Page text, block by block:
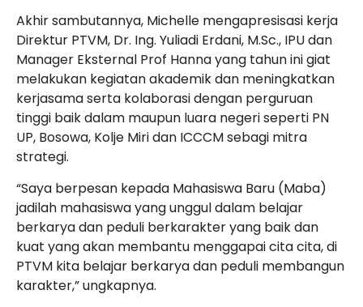
Akhir sambutannya, Michelle mengapresisasi kerja
Direktur PTVM, Dr. Ing. Yuliadi Erdani, M.Sc., IPU dan
Manager Eksternal Prof Hanna yang tahun ini giat
melakukan kegiatan akademik dan meningkatkan
kerjasama serta kolaborasi dengan perguruan
tinggi baik dalam maupun luara negeri seperti PN
UP, Bosowa, Kolje Miri dan ICCCM sebagi mitra
strategi.
“Saya berpesan kepada Mahasiswa Baru (Maba)
jadilah mahasiswa yang unggul dalam belajar
berkarya dan peduli berkarakter yang baik dan
kuat yang akan membantu menggapai cita cita, di
PTVM kita belajar berkarya dan peduli membangun
karakter,” ungkapnya.